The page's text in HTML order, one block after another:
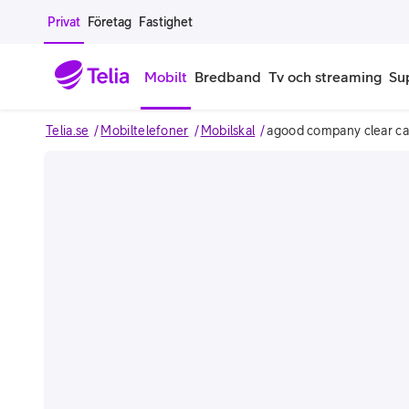
Gå till sidans innehåll
Privat Företag Fastighet
Mobilt Bredband Tv och streaming
Telia.se Mobiltelefoner Mobilskal agood company clear